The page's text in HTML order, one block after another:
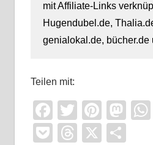
mit Affiliate-Links
Hugendubel.de,
genialokal.de, bücher.de
Teilen mit:
Facebook
Twitter
PocketThreads
X